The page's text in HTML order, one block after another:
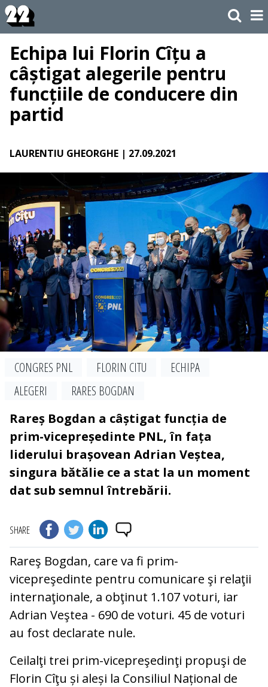
Echipa lui Florin Cîțu a
câștigat alegerile pentru
funcțiile de conducere din
partid
LAURENTIU GHEORGHE | 27.09.2021
CONGRES PNL FLORIN CITU
ECHIPA
ALEGERI
RARES BOGDAN
Rareș Bogdan a câștigat funcția de
prim-vicepreședinte PNL, în fața
liderului brașovean Adrian Veștea,
singura bătălie ce a stat la un moment
dat sub semnul întrebării.
SHARE
Rareş Bogdan, care va fi prim-
vicepreşedinte pentru comunicare şi relaţii
internaţionale, a obţinut 1.107 voturi, iar
Adrian Veştea - 690 de voturi. 45 de voturi
au fost declarate nule.
Ceilalţi trei prim-vicepreşedinţi propuşi de
Florin Cîţu și aleși la Consiliul Național de